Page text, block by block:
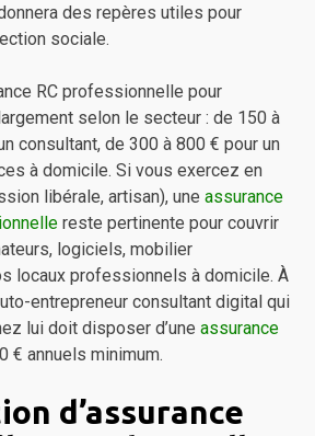
des repères utiles pour
sociale.
RC professionnelle pour
selon le secteur : de 150 à
consultant, de 300 à 800 € pour un
à domicile. Si vous exercez en
libérale, artisan), une assurance
reste pertinente pour couvrir
logiciels, mobilier
locaux professionnels à domicile. À
entrepreneur consultant digital qui
lui doit disposer d’une assurance
€ annuels minimum.
d’assurance